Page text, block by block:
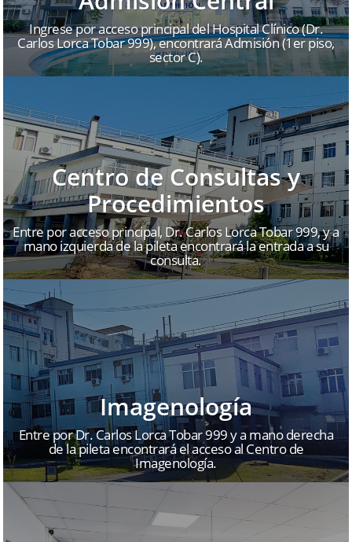
Ingrese por acceso principal del Hospital Clínico (Dr.
Carlos Lorca Tobar 999), encontrará Admisión (1er piso,
sector C).
Centro de Consultas y
Procedimientos
Entre por acceso principal, Dr. Carlos Lorca Tobar 999, y a
mano izquierda de la pileta encontrará la entrada a su
consulta.
Imagenología
Entre por Dr. Carlos Lorca Tobar 999 y a mano derecha
de la pileta encontrará el acceso al Centro de
Imagenología.